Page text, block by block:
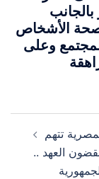
الأشخاص
وعلى
navigation
تتهم
العهد ..